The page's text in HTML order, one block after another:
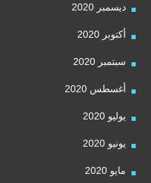
ديسمبر 2020
أكتوبر 2020
سبتمبر 2020
أغسطس 2020
يوليو 2020
يونيو 2020
مايو 2020